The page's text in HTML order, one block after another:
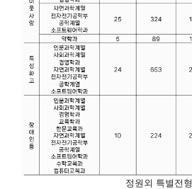
정원외 특별전형